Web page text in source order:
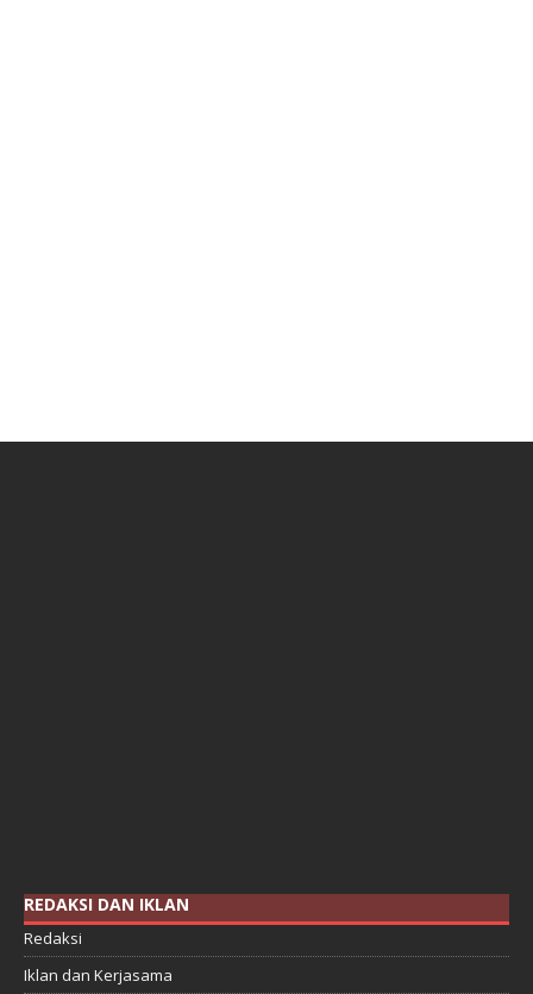
REDAKSI DAN IKLAN
Redaksi
Iklan dan Kerjasama